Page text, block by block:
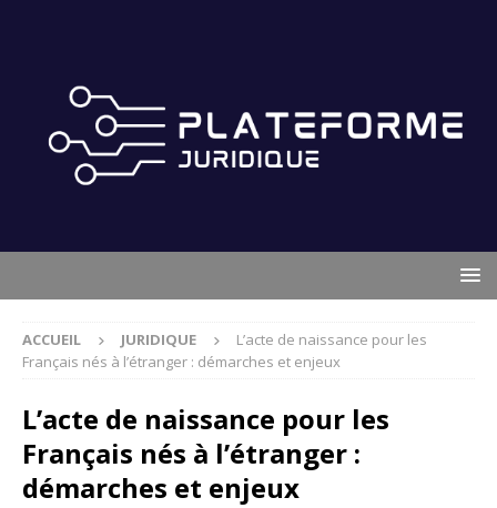
ACCUEIL JURIDIQUE
L’acte de naissance pour les
Français nés à l’étranger : démarches et enjeux
L’acte de naissance pour les
Français nés à l’étranger :
démarches et enjeux